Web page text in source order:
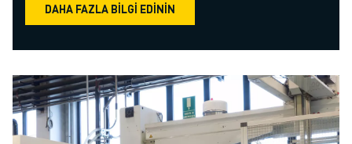
DAHA FAZLA BILGI EDININ